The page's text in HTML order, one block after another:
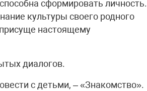
сформировать личность.
культуры своего родного
настоящему
диалогов.
с детьми, – «Знакомство».